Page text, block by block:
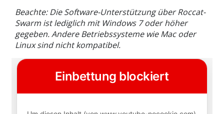
Beachte: Die Software-Unterstützung über Roccat-
Swarm ist lediglich mit Windows 7 oder höher
gegeben. Andere Betriebssysteme wie Mac oder
Linux sind nicht kompatibel.